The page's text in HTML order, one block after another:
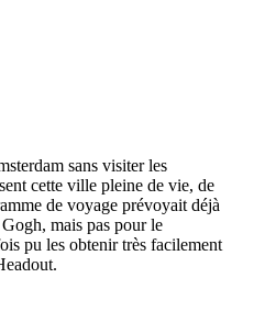
sans visiter les
cette ville pleine de vie, de
de voyage prévoyait déjà
mais pas pour le
pu les obtenir très facilement